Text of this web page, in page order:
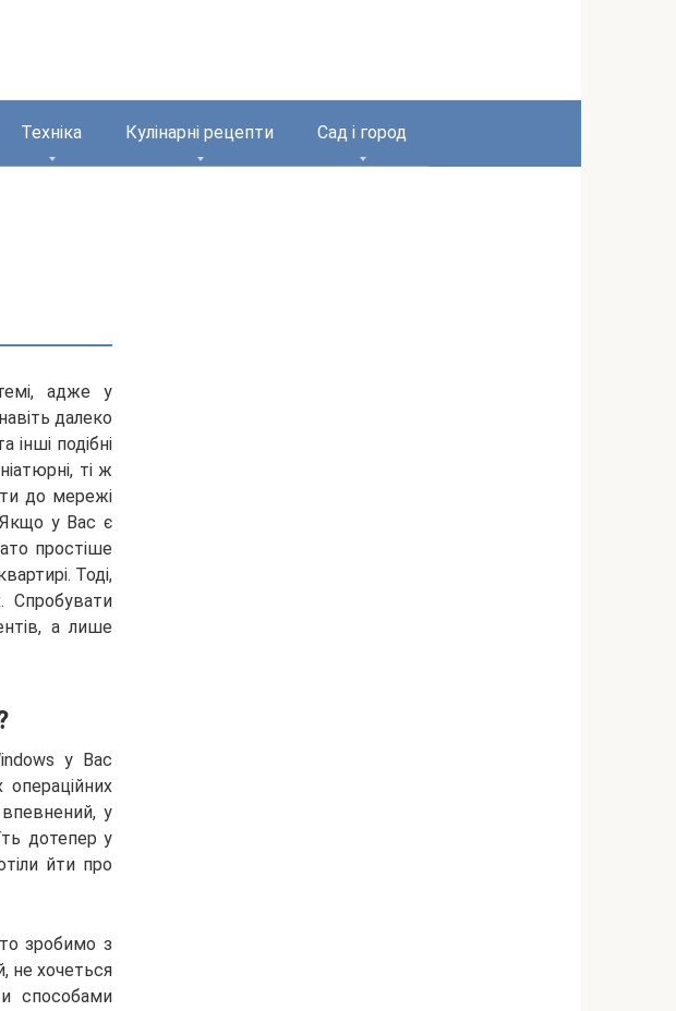
Техніка Кулінарні рецепти Сад і город
адже у
далеко
інші подібні
ті ж
до мережі
Якщо у Вас є
простіше
Тоді,
Спробувати
а лише
у Вас
у
дотепер у
йти про
зробимо з
не хочеться
способами